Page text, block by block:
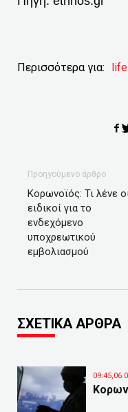
Περισσότερα για: life
Προηγούμενο άρθρο
Κορωνοϊός: Τι λένε
ειδικοί για το
ενδεχόμενο
υποχρεωτικού
εμβολιασμού
ΣΧΕΤΙΚΑ ΑΡΘΡΑ